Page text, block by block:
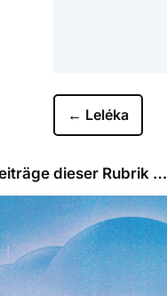
← Leléka
dieser Rubrik …